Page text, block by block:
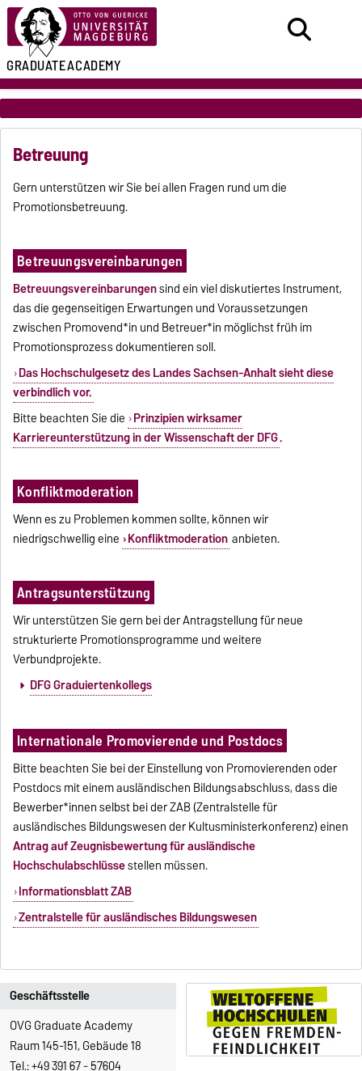
GRADUATEACADEMY
Betreuung
Gern unterstützen wir Sie bei allen Fragen rund um die
Promotionsbetreuung.
Betreuungsvereinbarungen
Betreuungsvereinbarungensind ein viel diskutiertes Instrument,
das die gegenseitigen Erwartungen und Voraussetzungen
zwischen Promovend*in und Betreuer*in möglichst früh im
Promotionsprozess dokumentieren soll.
Das Hochschulgesetz des Landes Sachsen-Anhalt sieht diese
verbindlich vor.
Bitte beachten Sie die Prinzipien wirksamer
Karriereunterstützung in der Wissenschaft der DFG.
Konfliktmoderation
Wenn es zu Problemen kommen sollte, können wir
niedrigschwellig eine Konfliktmoderation anbieten.
Antragsunterstützung
Wir unterstützen Sie gern bei der Antragstellung für neue
strukturierte Promotionsprogramme und weitere
Verbundprojekte.
DFG Graduiertenkollegs
Internationale Promovierende und Postdocs
Bitte beachten Sie bei der Einstellung von Promovierenden oder
Postdocs mit einem ausländischen Bildungsabschluss, dass die
Bewerber*innen selbst bei der ZAB (Zentralstelle für
ausländisches Bildungswesen der Kultusministerkonferenz) einen
Antrag auf Zeugnisbewertung für ausländische
Hochschulabschlüssestellen müssen.
Informationsblatt ZAB
Zentralstelle für ausländisches Bildungswesen
Geschäftsstelle
OVG Graduate Academy
Raum 145-151, Gebäude 18
Tel.: +49 391 67 - 57604